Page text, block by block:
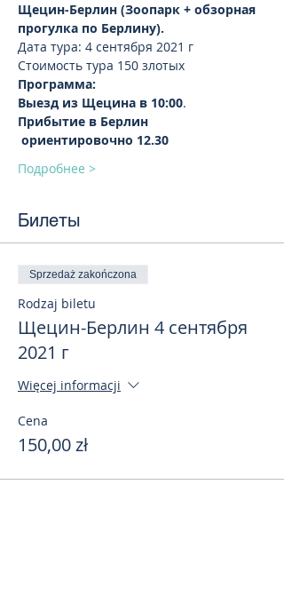
Щецин-Берлин (Зоопарк + обзорная
прогулка по Берлину).
Дата тура: 4 сентября 2021 г
Стоимость тура 150 злотых
Программа:
Выезд из Щецина в 10:00.
Прибытие в Берлин
ориентировочно 12.30
Подробнее >
Билеты
Sprzedaż zakończona
Rodzaj biletu
Щецин-Берлин 4 сентября
2021 г
Więcej informacji
Cena
150,00 zł